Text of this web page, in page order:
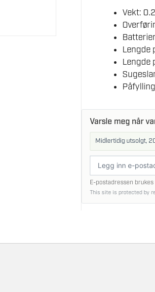
Vekt:
Lengde
Lengde
Varsle meg når
Midlertidig utsolgt,
postadresse
E-postadressen
This site is protected by